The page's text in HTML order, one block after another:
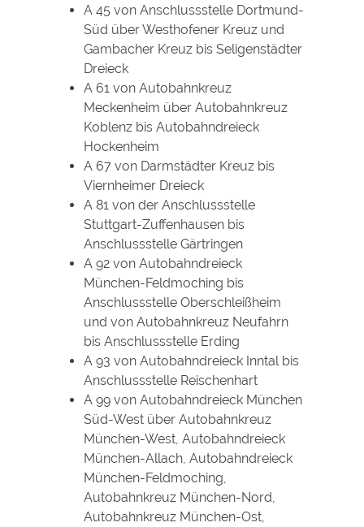
A 45 von Anschlussstelle Dortmund-
Süd über Westhofener Kreuz und
Gambacher Kreuz bis Seligenstädter
Dreieck
A 61 von Autobahnkreuz
Meckenheim über Autobahnkreuz
Koblenz bis Autobahndreieck
Hockenheim
A 67 von Darmstädter Kreuz bis
Viernheimer Dreieck
A 81 von der Anschlussstelle
Stuttgart-Zuffenhausen bis
Anschlussstelle Gärtringen
A 92 von Autobahndreieck
München-Feldmoching bis
Anschlussstelle Oberschleißheim
und von Autobahnkreuz Neufahrn
bis Anschlussstelle Erding
A 93 von Autobahndreieck Inntal bis
Anschlussstelle Reischenhart
A 99 von Autobahndreieck München
Süd-West über Autobahnkreuz
München-West, Autobahndreieck
München-Allach, Autobahndreieck
München-Feldmoching,
Autobahnkreuz München-Nord,
Autobahnkreuz München-Ost,